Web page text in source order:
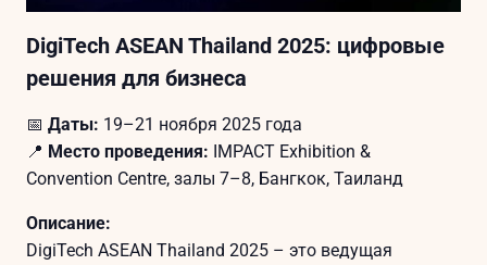
DigiTech ASEAN Thailand 2025: цифровые
решения для бизнеса
📅Даты: 19–21 ноября 2025 года
📍 Место проведения: IMPACT Exhibition &
Convention Centre, залы 7–8, Бангкок, Таиланд
Описание:
DigiTech ASEAN Thailand 2025 – это ведущая